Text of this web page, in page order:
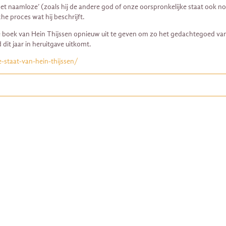
naamloze’ (zoals hij de andere god of onze oorspronkelijke staat ook
proces wat hij beschrijft.
van Hein Thijssen opnieuw uit te geven om zo het gedachtegoed
dit jaar in heruitgave uitkomt.
van-hein-thijssen/